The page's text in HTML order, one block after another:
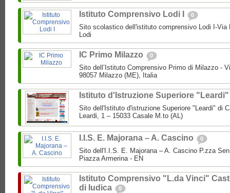
Istituto Comprensivo Lodi I 0
Sito scolastico dell'istituto comprensivo Lodi I-Via
Lodi
IC Primo Milazzo 0
Sito dell’Istituto Comprensivo Primo di Milazzo -
98057 Milazzo (ME), Italia
Istituto d'Istruzione Superiore
Sito dell'Istituto d'istruzione Superiore "Leardi" di
Leardi, 1 – 15033 Casale M.to (AL)
I.I.S. E. Majorana – A. Cascino 0
Sito dell'I.I.S. E. Majorana – A. Cascino P.zza
Piazza Armerina - EN
Istituto Comprensivo "L.da Vinci"
di Iudica
0